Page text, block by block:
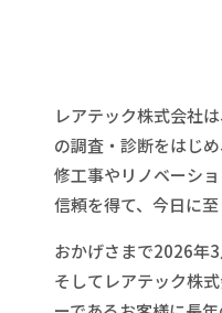
レアテック株式会社
の調査・診断をはじ
修工事やリノベーシ
信頼を得て、今日に至
おかげさまで2026年
そしてレアテック株